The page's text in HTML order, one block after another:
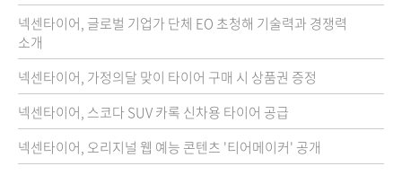
넥센타이어, 글로벌 기업가 단체 EO 초청해 기술력과 경쟁력
소개
넥센타이어, 가정의달 맞이 타이어 구매 시 상품권 증정
넥센타이어, 스코다 SUV 카록 신차용 타이어 공급
넥센타이어, 오리지널 웹 예능 콘텐츠 '티어메이커' 공개